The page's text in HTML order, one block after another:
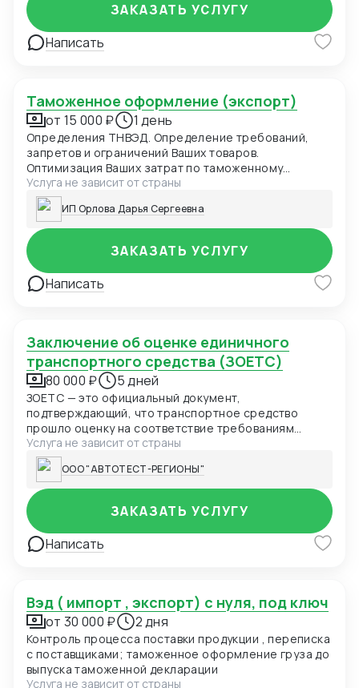
Написать
ЗАКАЗАТЬ УСЛУГУ
Таможенное оформление (экспорт)
от 15 000 ₽ 1 день
Определения ТНВЭД. Определение требований,
запретов и ограничений Ваших товаров.
Оптимизация Ваших затрат по таможенному
оформлению. Расчет таможенных пошлин/налогов.
Подготовка и подача ДТ в таможенные органы
Услуга не зависит от страны
ИП Орлова Дарья Сергеевна
Написать
ЗАКАЗАТЬ УСЛУГУ
Заключение об оценке единичного
транспортного средства (ЗОЕТС)
80 000 ₽ 5 дней
ЗОЕТС — это официальный документ,
подтверждающий, что транспортное средство
прошло оценку на соответствие требованиям
безопасности и может безопасно использоваться
на дорогах общего пользования в Российской
Федерации. ЗОЕТС необходимо для транспортных
средств, импортируемых юридическими лицами или
индивидуальными предпринимателями (ИП), если с
момента выпуска транспортного средства прошло
менее 3-х лет.
Услуга не зависит от страны
ООО "АВТОТЕСТ-РЕГИОНЫ"
Написать
ЗАКАЗАТЬ УСЛУГУ
вэд ( импорт , экспорт) с нуля, под ключ
от 30 000 ₽ 2 дня
Контроль процесса поставки продукции , переписка
с поставщиками; таможенное оформление груза до
выпуска таможенной декларации
Услуга не зависит от страны